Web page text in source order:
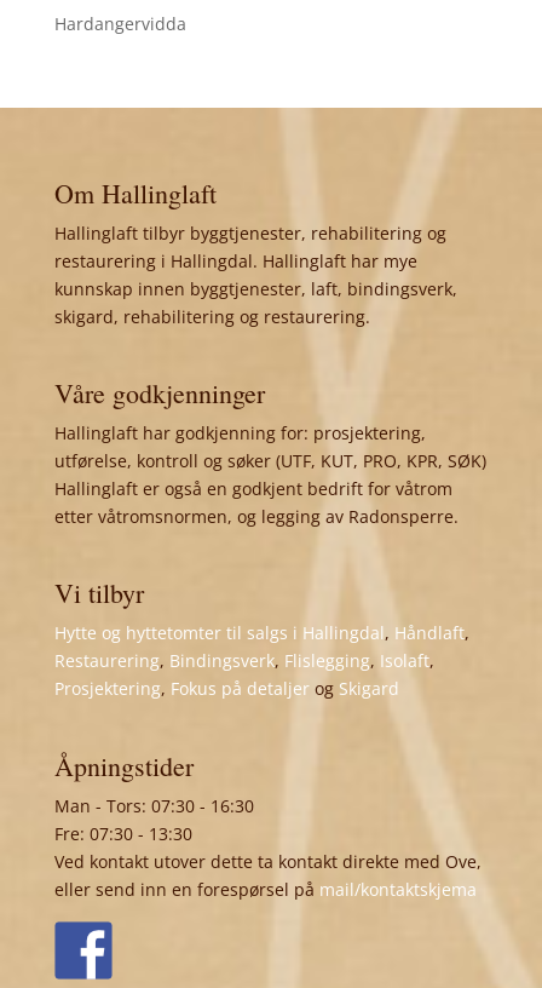
Hardangervidda
Om Hallinglaft
Hallinglaft tilbyr byggtjenester, rehabilitering og
restaurering i Hallingdal. Hallinglaft har mye
kunnskap innen byggtjenester, laft, bindingsverk,
skigard, rehabilitering og restaurering.
Våre godkjenninger
Hallinglaft har godkjenning for: prosjektering,
utførelse, kontroll og søker (UTF, KUT, PRO, KPR, SØK)
Hallinglaft er også en godkjent bedrift for våtrom
etter våtromsnormen, og legging av Radonsperre.
Vi tilbyr
Hytte og hyttetomter til salgs i Hallingdal, Håndlaft,
Restaurering, Bindingsverk, Flislegging, Isolaft,
Prosjektering, Fokus på detaljerog Skigard
Åpningstider
Man - Tors: 07:30 - 16:30
Fre: 07:30 - 13:30
Ved kontakt utover dette ta kontakt direkte med Ove,
eller send inn en forespørsel på mail/kontaktskjema